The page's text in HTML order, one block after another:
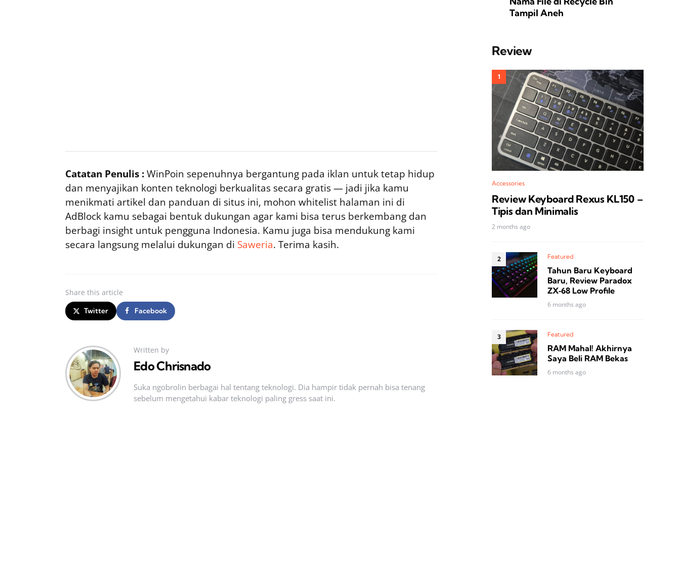
Catatan Penulis :WinPoin sepenuhnya bergantung pada iklan untuk tetap hidup
dan menyajikan konten teknologi berkualitas secara gratis — jadi jika kamu
menikmati artikel dan panduan di situs ini, mohon whitelist halaman ini di
AdBlock kamu sebagai bentuk dukungan agar kami bisa terus berkembang dan
berbagi insight untuk pengguna Indonesia. Kamu juga bisa mendukung kami
secara langsung melalui dukungan di Saweria. Terima kasih.
Share this article
Twitter Facebook
Written by
Edo Chrisnado
Suka ngobrolin berbagai hal tentang teknologi. Dia hampir tidak pernah bisa tenang
sebelum mengetahui kabar teknologi paling gress saat ini.
Tampil Aneh
Review
Accessories
Review Keyboard Rexus KL150 –
Tipis dan Minimalis
2 months ago
Featured
Tahun Baru Keyboard
Baru, Review Paradox
ZX‑68 Low Profile
6 months ago
Featured
RAM Mahal! Akhirnya
Saya Beli RAM Bekas
6 months ago